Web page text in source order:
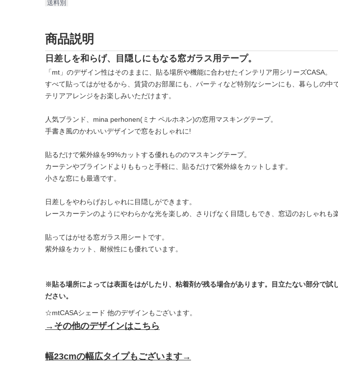
送料別
商品説明
日差しを和らげ、目隠しにもなる窓ガラス用テープ。
「mt」のデザイン性はそのままに、貼る場所や機能に合わせたインテリア用シリーズCASA。
すべて貼ってはがせるから、賃貸のお部屋にも、パーティなど特別なシーンにも、暮らしの中
テリアアレンジをお楽しみいただけます。
人気ブランド、mina perhonen(ミナ ペルホネン)の窓用マスキングテープ。
手書き風のかわいいデザインで窓をおしゃれに!
貼るだけで紫外線を99%カットする優れもののマスキングテープ。
カーテンやブラインドよりももっと手軽に、貼るだけで紫外線をカットします。
小さな窓にも最適です。
日差しをやわらげおしゃれに目隠しができます。
レースカーテンのようにやわらかな光を楽しめ、さりげなく目隠しもでき、窓辺のおしゃれも
貼ってはがせる窓ガラス用シートです。
紫外線をカット、耐候性にも優れています。
※貼る場所によっては表面をはがしたり、粘着剤が残る場合があります。目立たない部分で試
ださい。
☆mtCASAシェード 他のデザインもございます。
→その他のデザインはこちら
幅23cmの幅広タイプもございます→